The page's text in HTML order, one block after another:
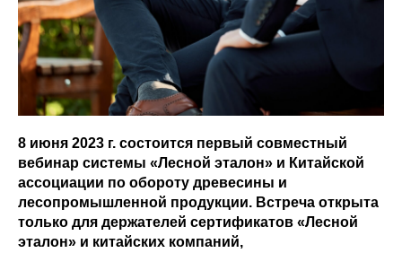
8 июня 2023 г. состоится первый совместный
вебинар системы «Лесной эталон» и Китайской
ассоциации по обороту древесины и
лесопромышленной продукции. Встреча открыта
только для держателей сертификатов «Лесной
эталон» и китайских компаний,